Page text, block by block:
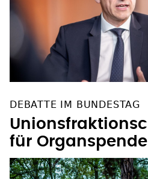
DEBATTE IM BUNDESTAG
für Organspende